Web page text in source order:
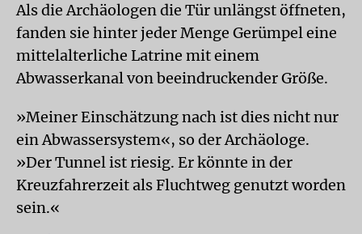
Als die Archäologen die Tür unlängst öffneten,
fanden sie hinter jeder Menge Gerümpel eine
mittelalterliche Latrine mit einem
Abwasserkanal von beeindruckender Größe.
»Meiner Einschätzung nach ist dies nicht nur
ein Abwassersystem«, so der Archäologe.
»Der Tunnel ist riesig. Er könnte in der
Kreuzfahrerzeit als Fluchtweg genutzt worden
sein.«